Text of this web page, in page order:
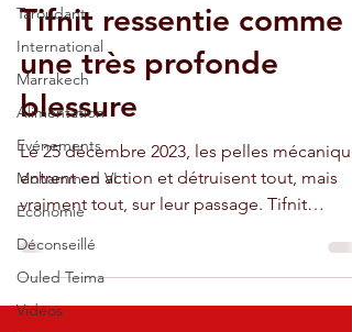
Taroudant
International
Marrakech
Alimentation
Evénements
Mohammed VI
Economie
Déconseillé
Ouled Teima
Vidéos
Tifnit ressentie comme
une très profonde
blessure
Le 25 décembre 2023, les pelles
entrent en action et détruisent tout, mais
vraiment tout, sur leur passage. Tifnit